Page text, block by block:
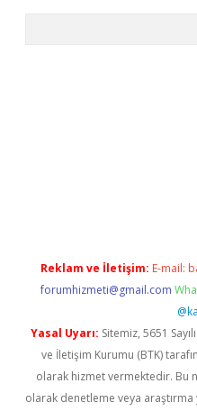
Reklam ve İletişim: E-mail:
forumhizmeti@gmail.com
Yasal Uyarı: Sitemiz, 5651
ve İletişim Kurumu (BTK)
olarak hizmet vermektedir. Bu
olarak denetleme veya